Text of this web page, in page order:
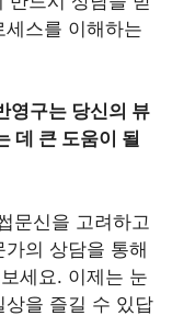
스를 이해하는
영구는 당신의 뷰
데 큰 도움이 될
문신을 고려하고
의 상담을 통해
세요. 이제는 눈
을 즐길 수 있답